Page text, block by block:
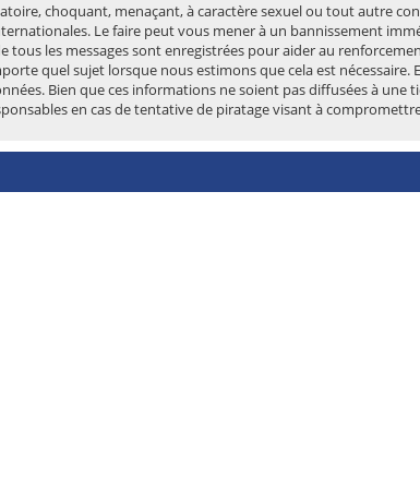
choquant, menaçant, à caractère sexuel ou tout autre
Le faire peut vous mener à un bannissement
tous les messages sont enregistrées pour aider au
quel sujet lorsque nous estimons que cela est
Bien que ces informations ne soient pas diffusées à une
en cas de tentative de piratage visant à